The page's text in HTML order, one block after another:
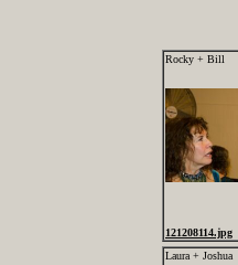
Rocky + Bill
121208114.jpg
Laura + Joshua